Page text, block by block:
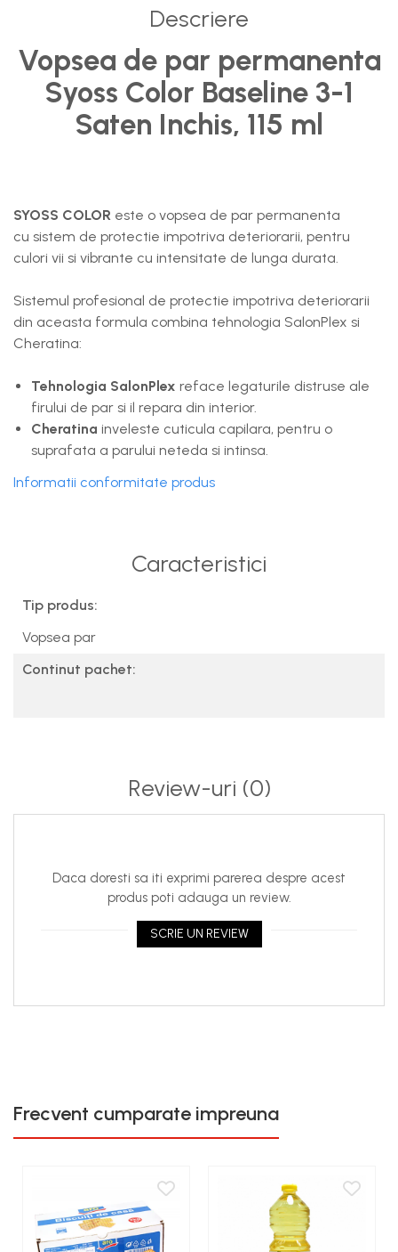
Descriere
Vopsea de par permanenta
Syoss Color Baseline 3-1
Saten Inchis, 115 ml
SYOSS COLOR este o vopsea de par permanenta
cu sistem de protectie impotriva deteriorarii, pentru
culori vii si vibrante cu intensitate de lunga durata.
Sistemul profesional de protectie impotriva deteriorarii
din aceasta formula combina tehnologia SalonPlex si
Cheratina:
Tehnologia SalonPlex reface legaturile distruse ale
firului de par si il repara din interior.
Cheratina inveleste cuticula capilara, pentru o
suprafata a parului neteda si intinsa.
Informatii conformitate produs
Caracteristici
Tip produs:
Vopsea par
Continut pachet:
Review-uri (0)
Daca doresti sa iti exprimi parerea despre acest
produs poti adauga un review.
SCRIE UN REVIEW
Frecvent cumparate impreuna